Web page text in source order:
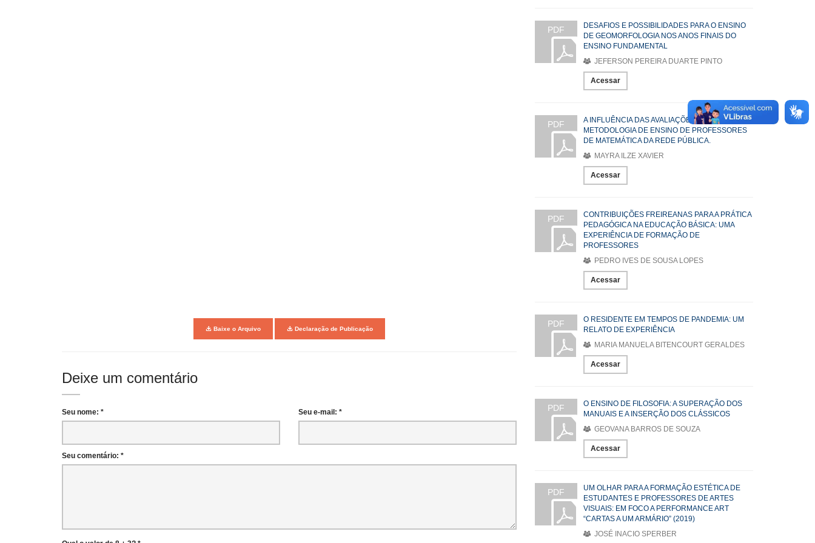
Baixe o Arquivo Declaração de Publicação
Deixe um comentário
Seu nome: * Seu e-mail: *
Seu comentário: *
PDF
DESAFIOS E POSSIBILIDADES PARA O ENSINO
DE GEOMORFOLOGIA NOS ANOS FINAIS DO
ENSINO FUNDAMENTAL
JEFERSON PEREIRA DUARTE PINTO
Acessar
PDF
A INFLUÊNCIA DAS AVALIAÇÕES EXTERNAS NA
METODOLOGIA DE ENSINO DE PROFESSORES
DE MATEMÁTICA DA REDE PÚBLICA.
MAYRA ILZE XAVIER
Acessar
PDF
CONTRIBUIÇÕES FREIREANAS PARA A PRÁTICA
PEDAGÓGICA NA EDUCAÇÃO BÁSICA: UMA
EXPERIÊNCIA DE FORMAÇÃO DE
PROFESSORES
PEDRO IVES DE SOUSA LOPES
Acessar
PDF
O RESIDENTE EM TEMPOS DE PANDEMIA: UM
RELATO DE EXPERIÊNCIA
MARIA MANUELA BITENCOURT GERALDES
Acessar
PDF
O ENSINO DE FILOSOFIA: A SUPERAÇÃO DOS
MANUAIS E A INSERÇÃO DOS CLÁSSICOS
GEOVANA BARROS DE SOUZA
Acessar
PDF
UM OLHAR PARA A FORMAÇÃO ESTÉTICA DE
ESTUDANTES E PROFESSORES DE ARTES
VISUAIS: EM FOCO A PERFORMANCE ART
“CARTAS A UM ARMÁRIO” (2019)
JOSÉ INACIO SPERBER